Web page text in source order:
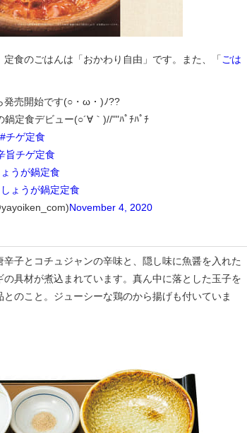
食のごはんは「おかわり自由」です。また、「 ごは
発売開始です(○・ω・)ﾉ??
定食デビュー(○´∀｀)//""ﾊﾟﾁﾊﾟﾁ
#チゲ定食
旨チゲ定食
うが鍋定食
ょうが鍋定定食
November 4, 2020
子とコチュジャンの辛味と、隠し味に魚醤を入れた
具材が煮込まれています。真ん中に落とした玉子を
のこと。ジューシーな鶏のから揚げも付いていま